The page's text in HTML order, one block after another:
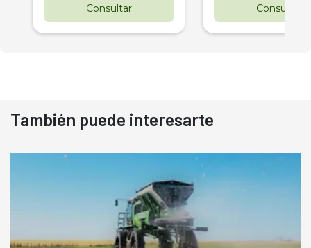
Consultar Consultar
También puede interesarte